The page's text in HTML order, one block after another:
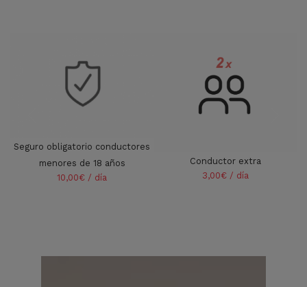
Seguro obligatorio conductores
menores de 18 años
10,00€ / día
Conductor extra
3,00€ / día